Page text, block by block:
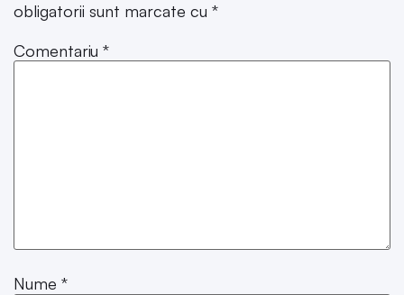
obligatorii sunt marcate cu *
Comentariu *
Nume *